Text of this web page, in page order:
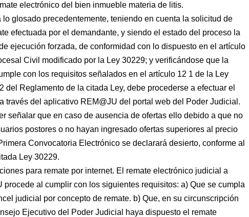
electrónico del bien inmueble materia de litis.
lo glosado precedentemente, teniendo en cuenta la solicitud de
efectuada por el demandante, y siendo el estado del proceso la
ejecución forzada, de conformidad con lo dispuesto en el artículo
Civil modificado por la Ley 30229; y verificándose que la
con los requisitos señalados en el artículo 12 1 de la Ley
del Reglamento de la citada Ley, debe procederse a efectuar el
través del aplicativo REM@JU del portal web del Poder Judicial.
señalar que en caso de ausencia de ofertas ello debido a que no
postores o no hayan ingresado ofertas superiores al precio
Convocatoria Electrónico se declarará desierto, conforme al
Ley 30229.
para remate por internet. El remate electrónico judicial a
procede al cumplir con los siguientes requisitos: a) Que se cumpla
judicial por concepto de remate. b) Que, en su circunscripción
Ejecutivo del Poder Judicial haya dispuesto el remate